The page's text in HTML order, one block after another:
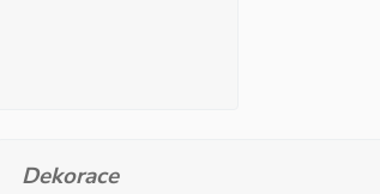
Dekorace